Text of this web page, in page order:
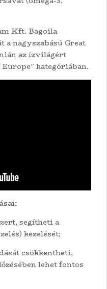
Kft. Bagoila
a nagyszabású Great
az ízvilágért
kategóriában.
segítheti a
kezelését;
csökkentheti,
lehet fontos